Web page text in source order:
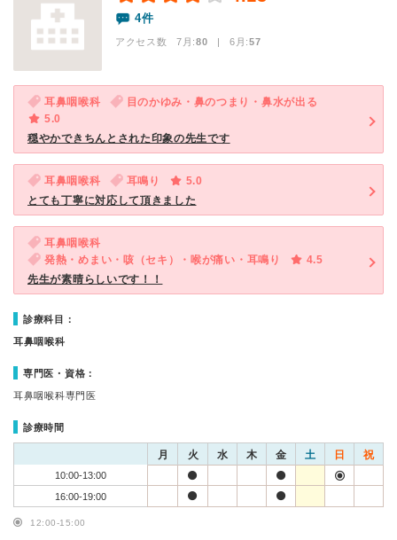
4件
アクセス数 7月:80 | 6月:57
耳鼻咽喉科
目のかゆみ・鼻のつまり・鼻水が出る
5.0
穏やかできちんとされた印象の先生です
耳鼻咽喉科 耳鳴り
5.0
とても丁寧に対応して頂きました
耳鼻咽喉科
発熱・めまい・咳（セキ）・喉が痛い・耳鳴り
4.5
先生が素晴らしいです！！
診療科目：
耳鼻咽喉科
専門医・資格：
耳鼻咽喉科専門医
診療時間
月 火 水 木 金 土 日 祝
10:00-13:00
16:00-19:00
12:00-15:00